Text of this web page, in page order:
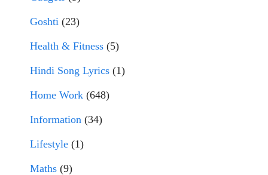
Goshti (23)
Health & Fitness (5)
Hindi Song Lyrics (1)
Home Work (648)
Information (34)
Lifestyle (1)
Maths (9)